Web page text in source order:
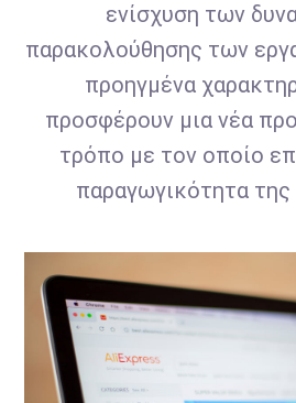
ενίσχυση των
παρακολούθησης των
προηγμένα
προσφέρουν μια νέα
τρόπο με τον οποίο
παραγωγικότητα